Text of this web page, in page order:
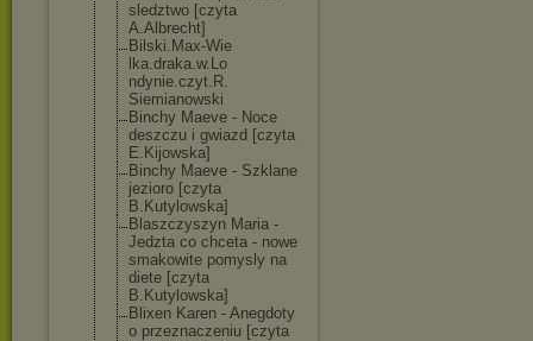
sledztwo [czyta
A.Albrecht]
Bilski.Max-Wie
lka.draka.w.Lo
ndynie.czyt.R.
Siemianowski
Binchy Maeve - Noce
deszczu i gwiazd [czyta
E.Kijowska]
Binchy Maeve - Szklane
jezioro [czyta
B.Kutylowska]
Blaszczyszyn Maria -
Jedzta co chceta - nowe
smakowite pomysly na
diete [czyta
B.Kutylowska]
Blixen Karen - Anegdoty
o przeznaczeniu [czyta